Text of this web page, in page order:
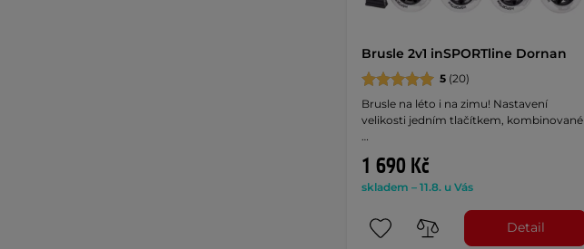
Brusle 2v1 inSPORTline Dornan
5 (20)
Brusle na léto i na zimu! Nastavení
velikosti jedním tlačítkem, kombinované
1 690 Kč
skladem – 11.8. u Vás
Detail